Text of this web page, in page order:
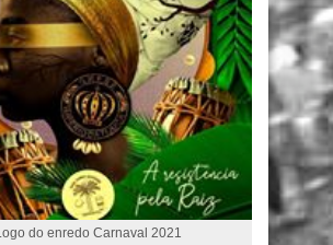
Logo do enredo Carnaval 2021